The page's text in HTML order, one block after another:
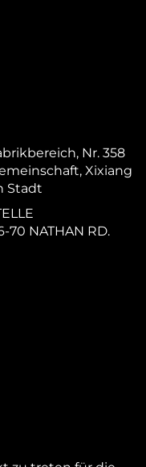
Nr. 358
Xixiang
Stadt
70 NATHAN RD.